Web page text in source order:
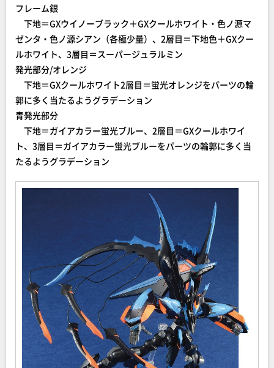
フレーム銀
下地＝GXウイノーブラック＋GXクールホワイト・色ノ源マ
ゼンタ・色ノ源シアン（各極少量）、2層目＝下地色＋GXクー
ルホワイト、3層目＝スーパージュラルミン
発光部分/オレンジ
下地＝GXクールホワイト2層目＝蛍光オレンジをパーツの輪
郭に多く当たるようグラデーション
青発光部分
下地＝ガイアカラー蛍光ブルー、2層目＝GXクールホワイ
ト、3層目＝ガイアカラー蛍光ブルーをパーツの輪郭に多く当
たるようグラデーション